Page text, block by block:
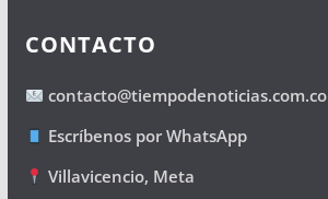
CONTACTO
contacto@tiempodenoticias.com.co
Escríbenos por WhatsApp
Villavicencio, Meta